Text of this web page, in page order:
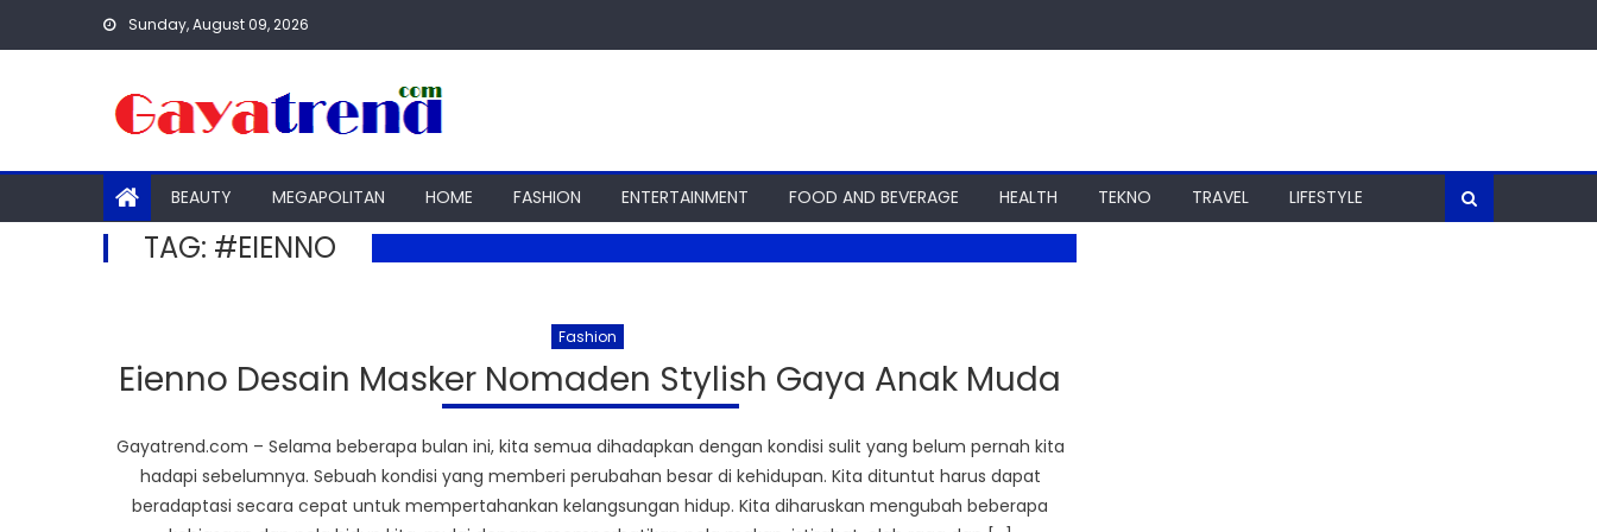
Sunday, August 09, 2026
BEAUTY MEGAPOLITAN HOME FASHION ENTERTAINMENT FOOD AND BEVERAGE HEALTH TEKNO TRAVEL LIFESTYLE
TAG: #EIENNO
Fashion
Eienno Desain Masker Nomaden Stylish Gaya Anak Muda
Gayatrend.com – Selama beberapa bulan ini, kita semua dihadapkan dengan kondisi sulit yang belum pernah kita
hadapi sebelumnya. Sebuah kondisi yang memberi perubahan besar di kehidupan. Kita dituntut harus dapat
beradaptasi secara cepat untuk mempertahankan kelangsungan hidup. Kita diharuskan mengubah beberapa